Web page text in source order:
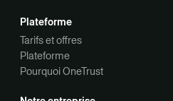
Plateforme
Tarifs et offres
Plateforme
Pourquoi OneTrust